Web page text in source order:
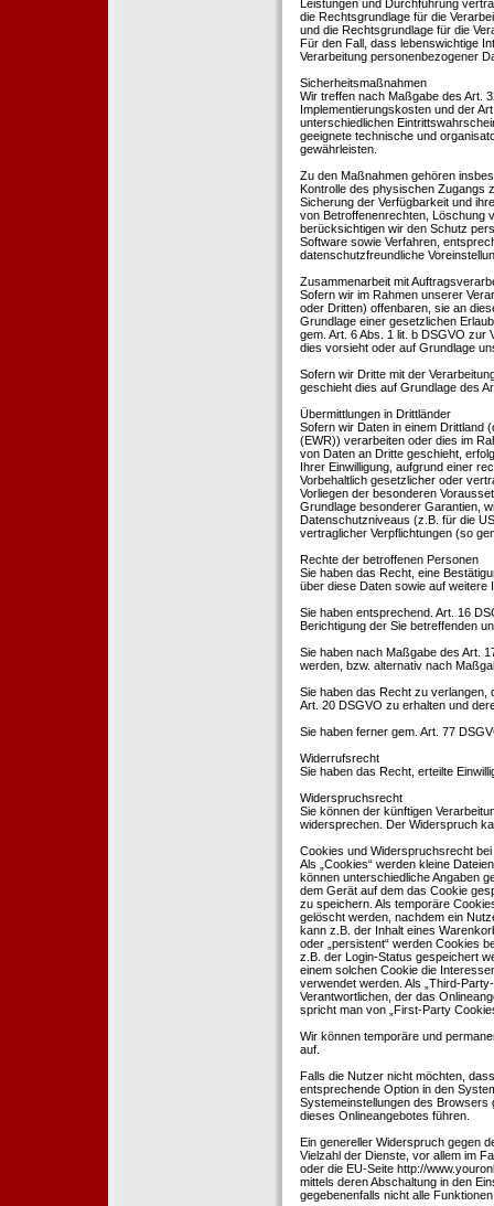
Leistungen und Durchführung
die Rechtsgrundlage für die
und die Rechtsgrundlage für die
Für den Fall, dass lebenswichtige
Verarbeitung personenbezogener
Sicherheitsmaßnahmen
Wir treffen nach Maßgabe des Art.
Implementierungskosten und der
unterschiedlichen
geeignete technische und
gewährleisten.
Zu den Maßnahmen gehören
Kontrolle des physischen Zugangs
Sicherung der Verfügbarkeit und
von Betroffenenrechten, Löschung
berücksichtigen wir den Schutz
Software sowie Verfahren,
datenschutzfreundliche
Zusammenarbeit mit
Sofern wir im Rahmen unserer
oder Dritten) offenbaren, sie an
Grundlage einer gesetzlichen
gem. Art. 6 Abs. 1 lit. b DSGVO zur
dies vorsieht oder auf Grundlage
Sofern wir Dritte mit der
geschieht dies auf Grundlage des
Übermittlungen in Drittländer
Sofern wir Daten in einem Drittland
(EWR)) verarbeiten oder dies im
von Daten an Dritte geschieht,
Ihrer Einwilligung, aufgrund einer
Vorbehaltlich gesetzlicher oder
Vorliegen der besonderen
Grundlage besonderer Garantien,
Datenschutzniveaus (z.B. für die
vertraglicher Verpflichtungen (so
Rechte der betroffenen Personen
Sie haben das Recht, eine
über diese Daten sowie auf weitere
Sie haben entsprechend. Art. 16
Berichtigung der Sie betreffenden
Sie haben nach Maßgabe des Art.
werden, bzw. alternativ nach
Sie haben das Recht zu verlangen,
Art. 20 DSGVO zu erhalten und
Sie haben ferner gem. Art. 77
Widerrufsrecht
Sie haben das Recht, erteilte
Widerspruchsrecht
Sie können der künftigen
widersprechen. Der Widerspruch
Cookies und Widerspruchsrecht
Als „Cookies“ werden kleine
können unterschiedliche Angaben
dem Gerät auf dem das Cookie
zu speichern. Als temporäre
gelöscht werden, nachdem ein
kann z.B. der Inhalt eines
oder „persistent“ werden Cookies
z.B. der Login-Status gespeichert
einem solchen Cookie die
verwendet werden. Als „Third-
Verantwortlichen, der das
spricht man von „First-Party
Wir können temporäre und
auf.
Falls die Nutzer nicht möchten,
entsprechende Option in den
Systemeinstellungen des
dieses Onlineangebotes führen.
Ein genereller Widerspruch gegen
Vielzahl der Dienste, vor allem im
oder die EU-Seite http://
mittels deren Abschaltung in den
gegebenenfalls nicht alle